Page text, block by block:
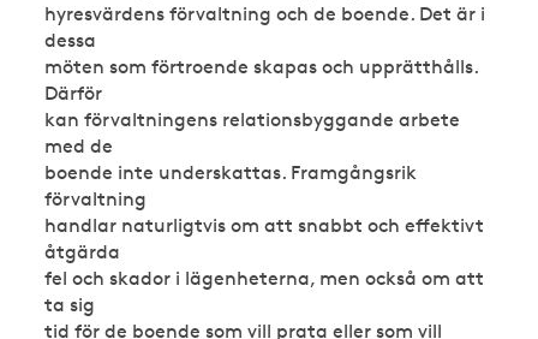
hyresvärdens förvaltning och de boende. Det är i
dessa
möten som förtroende skapas och upprätthålls.
Därför
kan förvaltningens relationsbyggande arbete
med de
boende inte underskattas. Framgångsrik
förvaltning
handlar naturligtvis om att snabbt och effektivt
åtgärda
fel och skador i lägenheterna, men också om att
ta sig
tid för de boende som vill prata eller som vill